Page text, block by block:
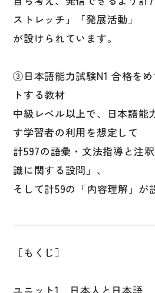
文章・談話・表現
文法
表記
言語学
試験対策
日本語教育事情
異文化間コミュニケーション
多言語社会・言語政策
言語の諸相
定期刊行物
ストレッチ」「発展活動」
が設けられています。
③日本語能力試験N1 合格を
トする教材
中級レベル以上で、日本語能
す学習者の利用を想定して
計597の語彙・文法指導と注
識に関する設問」、
そして計59の「内容理解」が
［もくじ］
ユニット1 日本人と日本語